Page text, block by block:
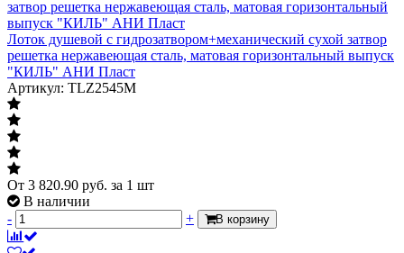
Лоток душевой с гидрозатвором+механический сухой затвор
решетка нержавеющая сталь, матовая горизонтальный выпуск
"КИЛЬ" АНИ Пласт
Артикул: TLZ2545M
От 3 820.90 руб. за 1 шт
В наличии
-
+ В корзину